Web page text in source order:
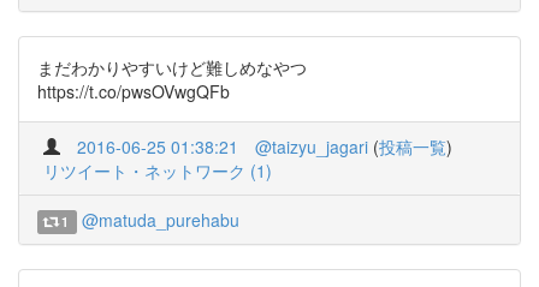
まだわかりやすいけど難しめなやつ
https://t.co/pwsOVwgQFb
2016-06-25 01:38:21 @taizyu_jagari (投稿一覧)
リツイート・ネットワーク (1)
1 @matuda_purehabu